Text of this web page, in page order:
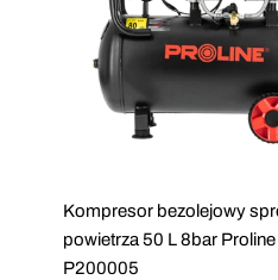
Kompresor bezolejowy
powietrza 50 L 8bar Proline
P200005